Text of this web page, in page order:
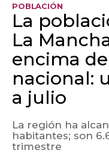
POBLACIÓN
La
La
encima
nacional:
a julio
La región ha
habitantes; son
trimestre